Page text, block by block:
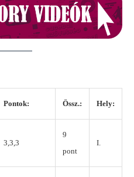
Pontok: Össz.: Hely:
3,3,3
9
pont
I.